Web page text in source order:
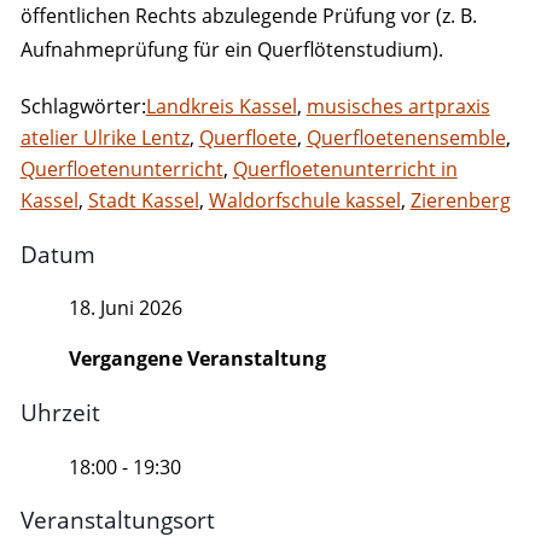
öffentlichen Rechts abzulegende Prüfung vor (z. B.
Aufnahmeprüfung für ein Querflötenstudium).
Schlagwörter:Landkreis Kassel, musisches artpraxis
atelier Ulrike Lentz, Querfloete, Querfloetenensemble,
Querfloetenunterricht, Querfloetenunterricht in
Kassel, Stadt Kassel, Waldorfschule kassel, Zierenberg
Datum
18. Juni 2026
Vergangene Veranstaltung
Uhrzeit
18:00 - 19:30
Veranstaltungsort